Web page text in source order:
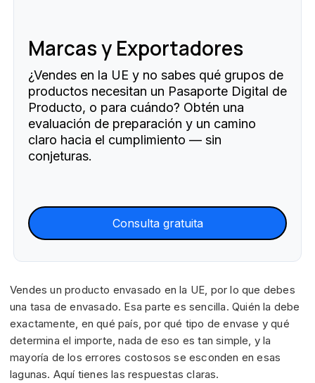
Marcas y Exportadores
¿Vendes en la UE y no sabes qué grupos de
productos necesitan un Pasaporte Digital de
Producto, o para cuándo? Obtén una
evaluación de preparación y un camino
claro hacia el cumplimiento — sin
conjeturas.
Consulta gratuita
Vendes un producto envasado en la UE, por lo que debes
una tasa de envasado. Esa parte es sencilla. Quién la debe
exactamente, en qué país, por qué tipo de envase y qué
determina el importe, nada de eso es tan simple, y la
mayoría de los errores costosos se esconden en esas
lagunas. Aquí tienes las respuestas claras.